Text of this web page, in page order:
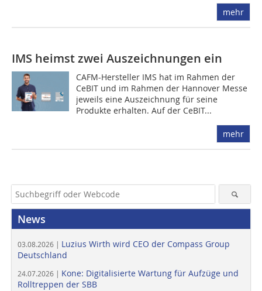
mehr
IMS heimst zwei Auszeichnungen ein
CAFM-Hersteller IMS hat im Rahmen der
CeBIT und im Rahmen der Hannover Messe
jeweils eine Auszeichnung für seine
Produkte erhalten. Auf der CeBIT...
mehr
News
03.08.2026 | Luzius Wirth wird CEO der Compass Group
Deutschland
24.07.2026 | Kone: Digitalisierte Wartung für Aufzüge und
Rolltreppen der SBB